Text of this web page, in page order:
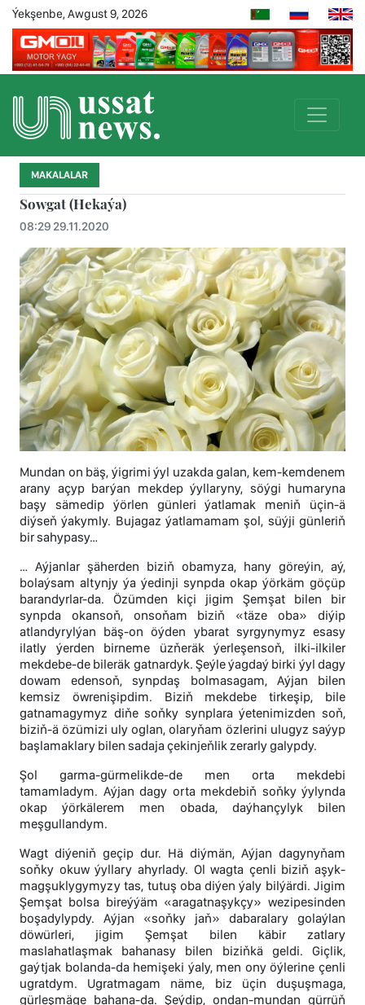
Ýekşenbe, Awgust 9, 2026
MAKALALAR
Sowgat (Hekaýa)
08:29 29.11.2020
Mundan on bäş, ýigrimi ýyl uzakda galan, kem-kemdenem
arany açyp barýan mekdep ýyllaryny, söýgi humaryna
başy sämedip ýörlen günleri ýatlamak meniň üçin-ä
diýseň ýakymly. Bujagaz ýatlamamam şol, süýji günleriň
bir sahypasy…
… Aýjanlar şäherden biziň obamyza, hany göreýin, aý,
bolaýsam altynjy ýa ýedinji synpda okap ýörkäm göçüp
barandyrlar-da. Özümden kiçi jigim Şemşat bilen bir
synpda okansoň, onsoňam biziň «täze oba» diýip
atlandyrylýan bäş-on öýden ybarat syrgynymyz esasy
ilatly ýerden birneme üzňeräk ýerleşensoň, ilki-ilkiler
mekdebe-de bileräk gatnardyk. Şeýle ýagdaý birki ýyl dagy
dowam edensoň, synpdaş bolmasagam, Aýjan bilen
kemsiz öwrenişipdim. Biziň mekdebe tirkeşip, bile
gatnamagymyz diňe soňky synplara ýetenimizden soň,
biziň-ä özümizi uly oglan, olaryňam özlerini ulugyz saýyp
başlamaklary bilen sadaja çekinjeňlik zerarly galypdy.
Şol garma-gürmelikde-de men orta mekdebi
tamamladym. Aýjan dagy orta mekdebiň soňky ýylynda
okap ýörkälerem men obada, daýhançylyk bilen
meşgullandym.
Wagt diýeniň geçip dur. Hä diýmän, Aýjan dagynyňam
soňky okuw ýyllary ahyrlady. Ol wagta çenli biziň aşyk-
magşuklygymyzy tas, tutuş oba diýen ýaly bilýärdi. Jigim
Şemşat bolsa bireýýäm «aragatnaşykçy» wezipesinden
boşadylypdy. Aýjan «soňky jaň» dabaralary golaýlan
döwürleri, jigim Şemşat bilen käbir zatlary
maslahatlaşmak bahanasy bilen biziňkä geldi. Giçlik,
gaýtjak bolanda-da hemişeki ýaly, men ony öýlerine çenli
ugratdym. Ugratmagam näme, biz üçin duşuşmaga,
gürleşmäge bahana-da. Şeýdip, ondan-mundan gürrüň